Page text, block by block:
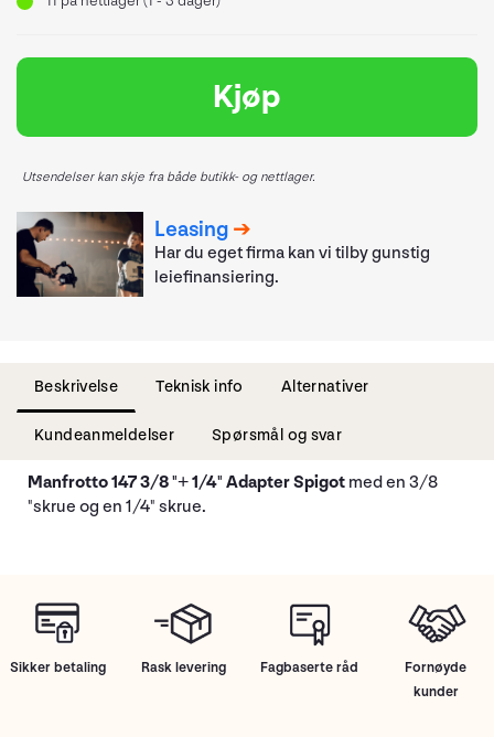
Kjøp
Utsendelser kan skje fra både butikk- og nettlager.
Leasing
Har du eget firma kan vi tilby gunstig
leiefinansiering.
Beskrivelse Teknisk info Alternativer
Kundeanmeldelser Spørsmål og svar
Manfrotto 147 3/8 "+ 1/4" Adapter Spigot med en 3/8
"skrue og en 1/4" skrue.
Sikker betaling Rask levering Fagbaserte råd
Fornøyde
kunder